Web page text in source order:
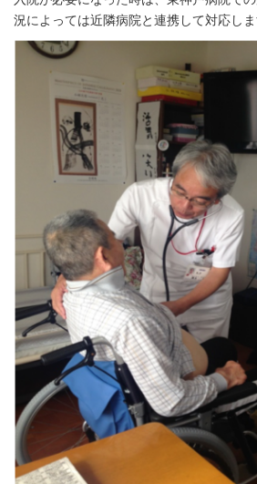
況によっては近隣病院と連携して対応しま